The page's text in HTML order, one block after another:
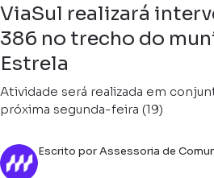
ViaSul realizará
386 no trecho do
Estrela
Atividade será realizada em
próxima segunda-feira (19)
Escrito por Assessoria de